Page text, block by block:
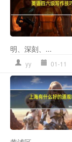
明、深刻、...
yy 01-11